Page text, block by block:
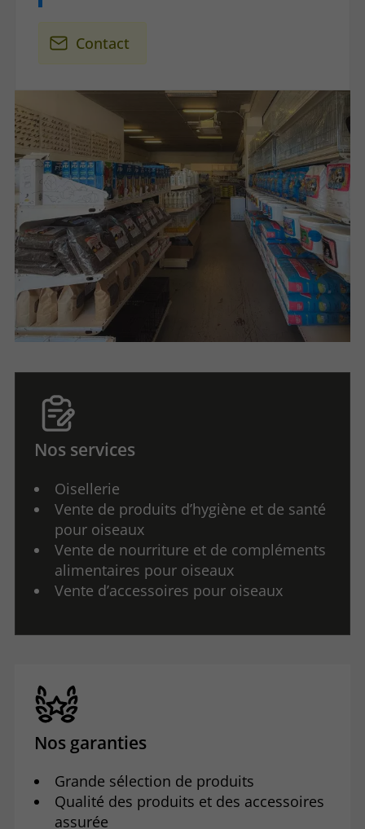
Contact
Nos services
Oisellerie
Vente de produits d’hygiène et de santé
pour oiseaux
Vente de nourriture et de compléments
alimentaires pour oiseaux
Vente d’accessoires pour oiseaux
Nos garanties
Grande sélection de produits
Qualité des produits et des accessoires
assurée